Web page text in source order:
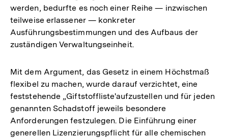
werden, bedurfte es noch einer Reihe — inzwischen
teilweise erlassener — konkreter
Ausführungsbestimmungen und des Aufbaus der
zuständigen Verwaltungseinheit.
Mit dem Argument, das Gesetz in einem Höchstmaß
flexibel zu machen, wurde darauf verzichtet, eine
feststehende „Giftstoffliste'aufzustellen und für jeden
genannten Schadstoff jeweils besondere
Anforderungen festzulegen. Die Einführung einer
generellen Lizenzierungspflicht für alle chemischen